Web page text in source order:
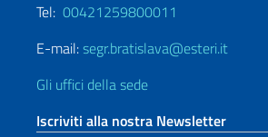
Tel: 00421259800011
E-mail:segr.bratislava@esteri.it
Gli uffici della sede
Iscriviti alla nostra Newsletter